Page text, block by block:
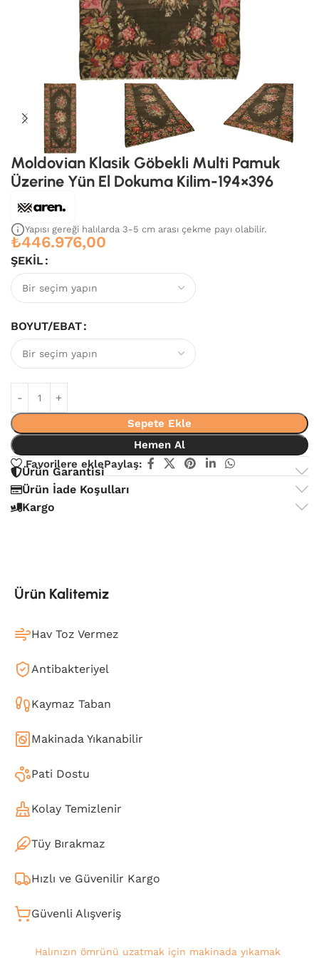
Moldovian Klasik Göbekli Multi Pamuk
Üzerine Yün El Dokuma Kilim-194×396
Yapısı gereği halılarda 3-5 cm arası çekme payı olabilir.
₺446.976,00
ŞEKIL
BOYUT/EBAT
Sepete Ekle
Hemen Al
Favorilere eklePaylaş:
Ürün Garantisi
Ürün İade Koşulları
Kargo
Ürün Kalitemiz
Hav Toz Vermez
Antibakteriyel
Kaymaz Taban
Makinada Yıkanabilir
Pati Dostu
Kolay Temizlenir
Tüy Bırakmaz
Hızlı ve Güvenilir Kargo
Güvenli Alışveriş
Halınızın ömrünü uzatmak için makinada yıkamak